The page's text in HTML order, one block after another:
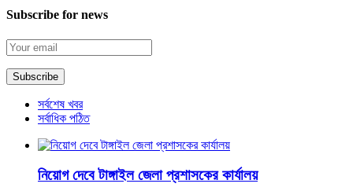
Subscribe for news
সর্বশেষ খবর
সর্বাধিক পঠিত
নিয়োগ দেবে টাঙ্গাইল জেলা প্রশাসকের কার্যালয়